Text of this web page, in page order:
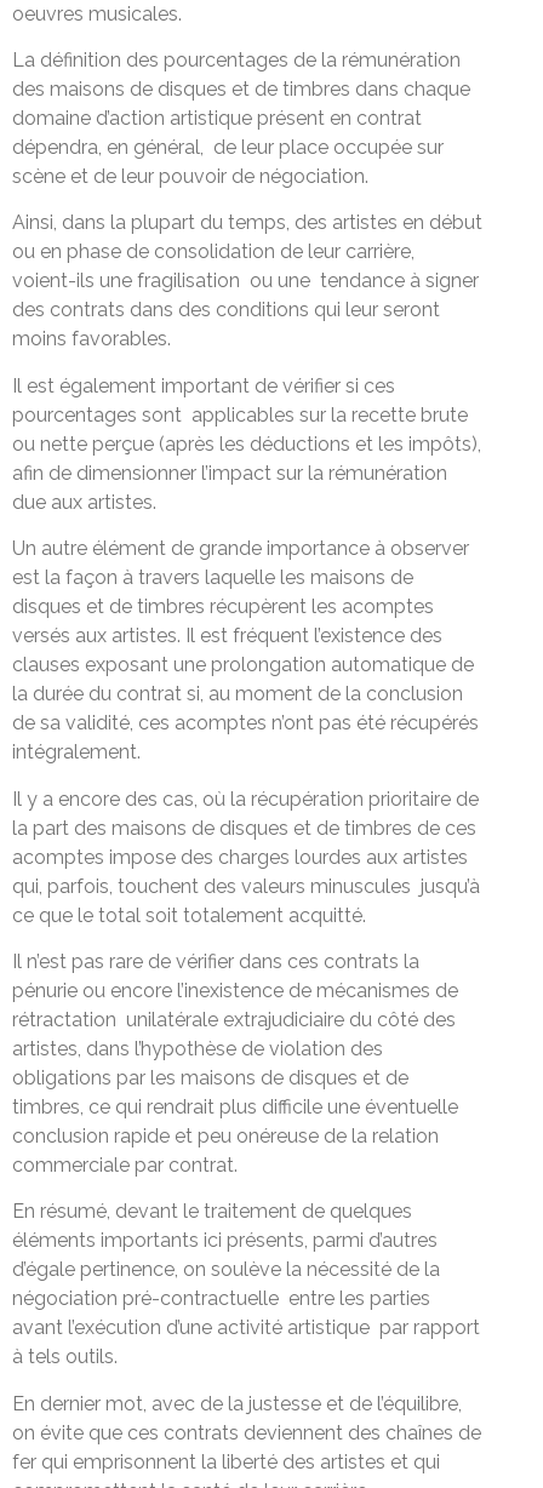
oeuvres musicales.
La définition des pourcentages de la rémunération
des maisons de disques et de timbres dans chaque
domaine d’action artistique présent en contrat
dépendra, en général, de leur place occupée sur
scène et de leur pouvoir de négociation.
Ainsi, dans la plupart du temps, des artistes en début
ou en phase de consolidation de leur carrière,
voient-ils une fragilisation ou une tendance à signer
des contrats dans des conditions qui leur seront
moins favorables.
Il est également important de vérifier si ces
pourcentages sont applicables sur la recette brute
ou nette perçue (après les déductions et les impôts),
afin de dimensionner l’impact sur la rémunération
due aux artistes.
Un autre élément de grande importance à observer
est la façon à travers laquelle les maisons de
disques et de timbres récupèrent les acomptes
versés aux artistes. Il est fréquent l’existence des
clauses exposant une prolongation automatique de
la durée du contrat si, au moment de la conclusion
de sa validité, ces acomptes n’ont pas été récupérés
intégralement.
Il y a encore des cas, où la récupération prioritaire de
la part des maisons de disques et de timbres de ces
acomptes impose des charges lourdes aux artistes
qui, parfois, touchent des valeurs minuscules jusqu’à
ce que le total soit totalement acquitté.
Il n’est pas rare de vérifier dans ces contrats la
pénurie ou encore l’inexistence de mécanismes de
rétractation unilatérale extrajudiciaire du côté des
artistes, dans l’hypothèse de violation des
obligations par les maisons de disques et de
timbres, ce qui rendrait plus difficile une éventuelle
conclusion rapide et peu onéreuse de la relation
commerciale par contrat.
En résumé, devant le traitement de quelques
éléments importants ici présents, parmi d’autres
d’égale pertinence, on soulève la nécessité de la
négociation pré-contractuelle entre les parties
avant l’exécution d’une activité artistique par rapport
à tels outils.
En dernier mot, avec de la justesse et de l’équilibre,
on évite que ces contrats deviennent des chaînes de
fer qui emprisonnent la liberté des artistes et qui